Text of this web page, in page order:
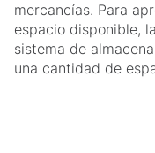
mercancías. Para
espacio disponible,
sistema de
una cantidad de